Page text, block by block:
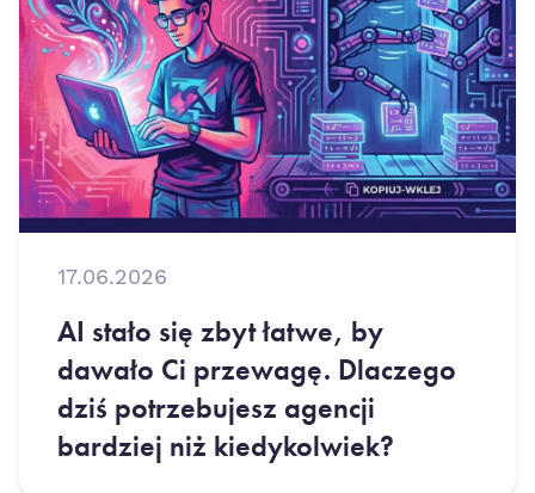
17.06.2026
AI stało się zbyt łatwe, by
dawało Ci przewagę. Dlaczego
dziś potrzebujesz agencji
bardziej niż kiedykolwiek?